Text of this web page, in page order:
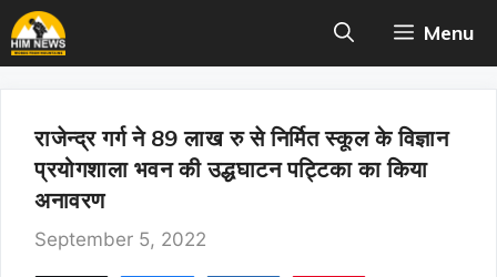
Skip
to
content
Menu
राजेन्द्र गर्ग ने 89 लाख रु से निर्मित स्कूल के विज्ञान
प्रयोगशाला भवन की उद्धघाटन पट्टिका का किया
अनावरण
September 5, 2022